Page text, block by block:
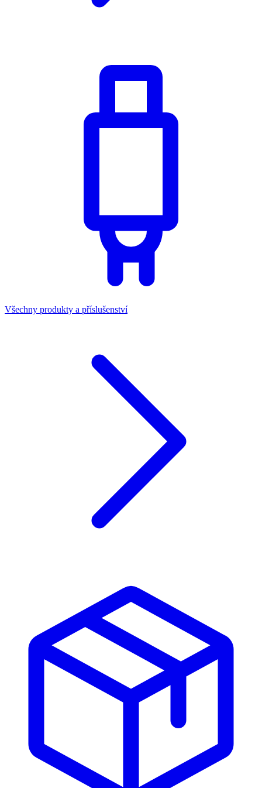
Všechny produkty a příslušenství